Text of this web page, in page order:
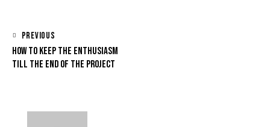
PREVIOUS
HOW TO KEEP THE ENTHUSIASM
TILL THE END OF THE PROJECT